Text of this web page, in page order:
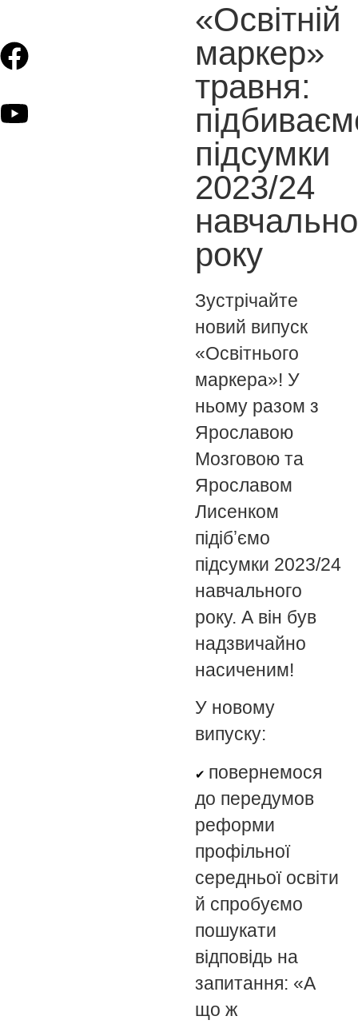
«Освітній
маркер»
травня:
підсумки
2023/24
року
Зустрічайте
новий випуск
«Освітнього
маркера»! У
ньому разом з
Ярославою
Мозговою та
Ярославом
Лисенком
підібʼємо
підсумки 2023/24
навчального
року. А він був
надзвичайно
насиченим!
У новому
випуску:
✔ повернемося
до передумов
реформи
профільної
середньої освіти
й спробуємо
пошукати
відповідь на
запитання: «А
що ж